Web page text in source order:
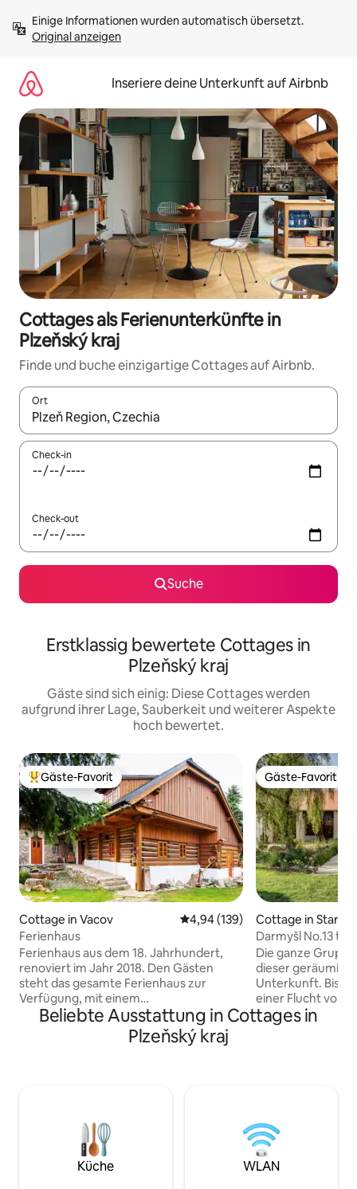
Inhalten
springenOriginal anzeigen
Inseriere deine Unterkunft auf Airbnb
Cottages als Ferienunterkünfte in
Plzeňský kraj
Finde und buche einzigartige Cottages auf Airbnb.
Ort
Wenn Ergebnisse verfügbar sind, navigiere mit den
Check-in
Check-out
Suche
Erstklassig bewertete Cottages in
Plzeňský kraj
Gäste sind sich einig: Diese Cottages werden
aufgrund ihrer Lage, Sauberkeit und weiterer Aspekte
hoch bewertet.
Beliebter Gäste-Favorit.
Gäste-Favorit
Cottage in Vacov Durchschnittliche Bewertung:
4,94 (139)
Ferienhaus
Ferienhaus aus dem 18. Jahrhundert,
renoviert im Jahr 2018. Den Gästen
steht das gesamte Ferienhaus zur
Verfügung, mit einem
Gemeinschaftsraum mit einer
Küchenzeile, einer Toilette, einem
Badezimmer und einer Sauna im
drei Kinder)). Du kannst den Garten mit
Sitzgelegenheiten im Freien und einem
Grill nutzen. Im Winter ist es von hier aus
nicht weit zum Skifahren und
Gäste-Favorit
Gäste-Favorit
Cottage in Staré
Darmyšl No.13
von ihrer besten
Die ganze
dieser
Unterkunft. Bist
einer Flucht vor
hektischen
dem du deine
malerischen Dorf
der magischen
Ort für deine
Ferienhaus ist
Beliebte Ausstattung in Cottages in
Plzeňský kraj
Küche WLAN